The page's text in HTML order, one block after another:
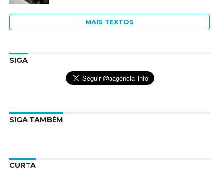
MAIS TEXTOS
SIGA
SIGA TAMBÉM
CURTA